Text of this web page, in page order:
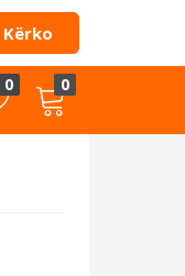
Kërko
0 0